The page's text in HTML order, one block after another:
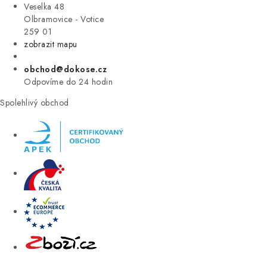
Veselka 48
Olbramovice - Votice
259 01
zobrazit mapu
obchod@dokose.cz
Odpovíme do 24 hodin
Spolehlivý obchod
VÝPRODEJ
ZNAČKY
Úvod Kontakt Blog
Moje objednávka